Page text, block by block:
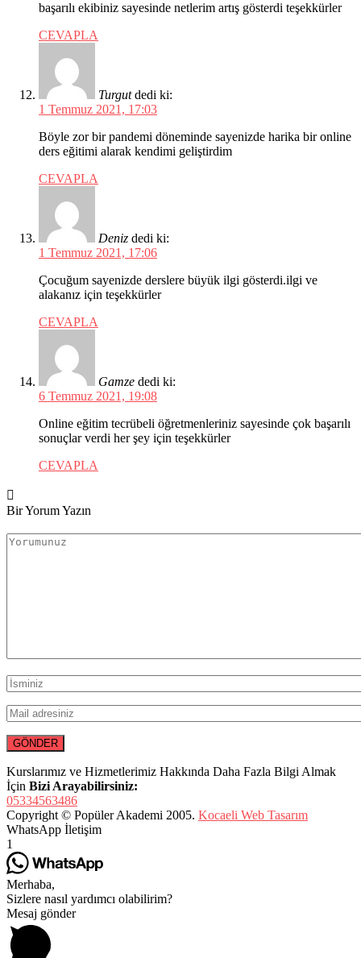
başarılı ekibiniz sayesinde netlerim artış gösterdi teşekkürler
CEVAPLA
Turgut dedi ki:
1 Temmuz 2021, 17:03
Böyle zor bir pandemi döneminde sayenizde harika bir online
ders eğitimi alarak kendimi geliştirdim
CEVAPLA
Deniz dedi ki:
1 Temmuz 2021, 17:06
Çocuğum sayenizde derslere büyük ilgi gösterdi.ilgi ve
alakanız için teşekkürler
CEVAPLA
Gamze dedi ki:
6 Temmuz 2021, 19:08
Online eğitim tecrübeli öğretmenleriniz sayesinde çok başarılı
sonuçlar verdi her şey için teşekkürler
CEVAPLA
Bir Yorum Yazın
Kurslarımız ve Hizmetlerimiz Hakkında Daha Fazla Bilgi Almak
İçin Bizi Arayabilirsiniz:
05334563486
Copyright © Popüler Akademi 2005. Kocaeli Web Tasarım
WhatsApp İletişim
1
Merhaba,
Sizlere nasıl yardımcı olabilirim?
Mesaj gönder